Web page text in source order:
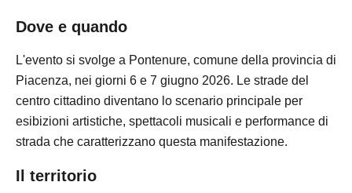
Dove e quando
L'evento si svolge a Pontenure, comune della provincia di
Piacenza, nei giorni 6 e 7 giugno 2026. Le strade del
centro cittadino diventano lo scenario principale per
esibizioni artistiche, spettacoli musicali e performance di
strada che caratterizzano questa manifestazione.
Il territorio